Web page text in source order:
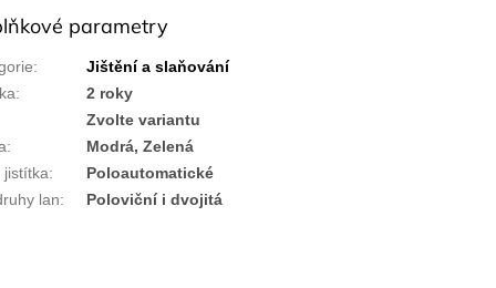
parametry
:
Jištění a slaňování
:
2 roky
Zvolte variantu
:
Modrá, Zelená
jistítka:
Poloautomatické
lan: Poloviční i dvojitá